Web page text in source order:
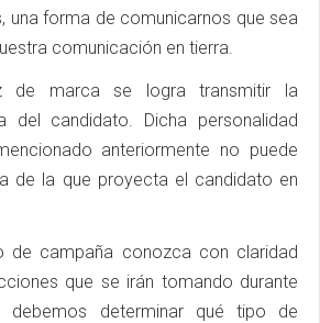
una forma de comunicarnos que sea
comunicación en tierra.
de marca se logra transmitir la
del candidato. Dicha personalidad
anteriormente no puede
de la que proyecta el candidato en
de campaña conozca con claridad
que se irán tomando durante
debemos determinar qué tipo de